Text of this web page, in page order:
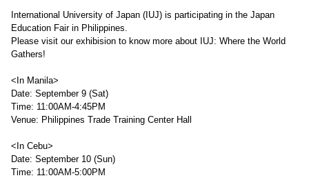
International University of Japan (IUJ) is participating in the Japan
Education Fair in Philippines.
Please visit our exhibision to know more about IUJ: Where the World
Gathers!
<In Manila>
Date: September 9 (Sat)
Time: 11:00AM-4:45PM
Venue: Philippines Trade Training Center Hall
<In Cebu>
Date: September 10 (Sun)
Time: 11:00AM-5:00PM